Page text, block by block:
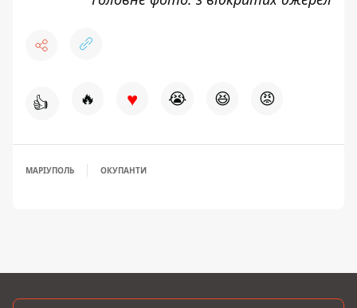
👍 🔥 ♥ 😭 😆 😡
МАРІУПОЛЬ ОКУПАНТИ